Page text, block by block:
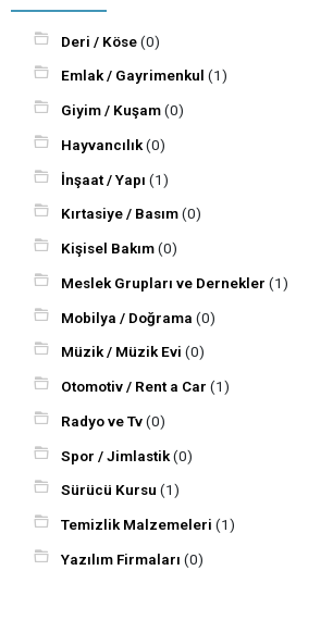
Deri / Köse(0)
Emlak / Gayrimenkul(1)
Giyim / Kuşam(0)
Hayvancılık(0)
İnşaat / Yapı(1)
Kırtasiye / Basım(0)
Kişisel Bakım(0)
Meslek Grupları ve Dernekler(1)
Mobilya / Doğrama(0)
Müzik / Müzik Evi(0)
Otomotiv / Rent a Car(1)
Radyo ve Tv(0)
Spor / Jimlastik(0)
Sürücü Kursu(1)
Temizlik Malzemeleri(1)
Yazılım Firmaları(0)